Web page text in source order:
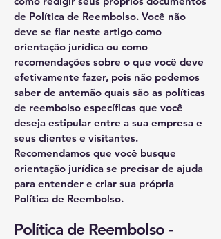
de Política de Reembolso. Você não
deve se fiar neste artigo como
orientação jurídica ou como
recomendações sobre o que você deve
efetivamente fazer, pois não podemos
saber de antemão quais são as políticas
de reembolso específicas que você
deseja estipular entre a sua empresa e
seus clientes e visitantes.
Recomendamos que você busque
orientação jurídica se precisar de ajuda
para entender e criar sua própria
Política de Reembolso.
Política de Reembolso -